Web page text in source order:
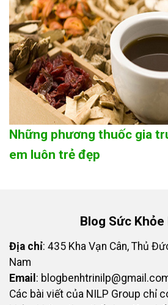
Những phương thuốc gia
em luôn trẻ đẹp
Blog Sức Khỏe
Địa chỉ: 435 Kha Vạn Cân, Thủ
Nam
Email :
Các bài viết của NILP Group chỉ